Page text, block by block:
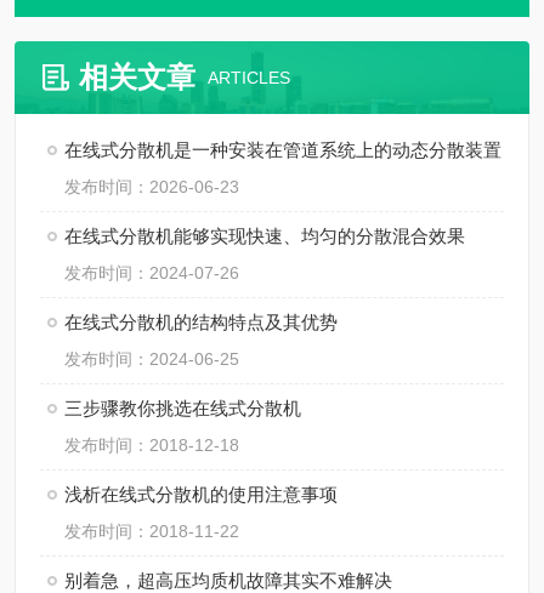
相关文章 ARTICLES
在线式分散机是一种安装在管道系统上的动态分散装置
发布时间：2026-06-23
在线式分散机能够实现快速、均匀的分散混合效果
发布时间：2024-07-26
在线式分散机的结构特点及其优势
发布时间：2024-06-25
三步骤教你挑选在线式分散机
发布时间：2018-12-18
浅析在线式分散机的使用注意事项
发布时间：2018-11-22
别着急，超高压均质机故障其实不难解决